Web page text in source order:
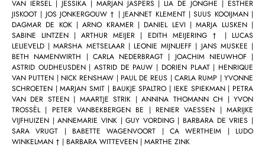
VAN IERSEL | JESSIKA | MARJAN JASPERS | LIA DE JONGHE | ESTHER
JISKOOT | JOS JONKERGOUW † | JEANNET KLEMENT | SUUS KOOIJMAN |
DAGMAR DE KOK | ARNO KRAMER | DANIEL LEVI | MARJA LUSKEN |
SABINE LINTZEN | ARTHUR MEIJER | EDITH MEIJERING † | LUCAS
LELIEVELD | MARSHA METSELAAR | LEONIE MIJNLIEFF | JANS MUSKEE |
BETH NAMENWIRTH | CARLA NEDERBRAGT | JOACHIM NIEUWHOF |
ASTRID OUDHEUSDEN | ASTRID DE PAUW | DORIEN PLAAT | HENRIQUE
VAN PUTTEN | NICK RENSHAW | PAUL DE REUS | CARLA RUMP | YVONNE
SCHROETEN | MARJAN SMIT | BAUKJE SPALTRO | IEKE SPIEKMAN | PETRA
VAN DER STEEN | MAARTJE STRIK | ANNINA THOMANN CH | YVON
TROSSÈL | PETER VANBEKBERGEN BE | RENIER VAESSEN | MARIJKE
VIJFHUIZEN | ANNEMARIE VINK | GUY VORDING | BARBARA DE VRIES |
SARA VRUGT | BABETTE WAGENVOORT | CA WERTHEIM | LUDO
WINKELMAN † | BARBARA WITTEVEEN | MARTHE ZINK